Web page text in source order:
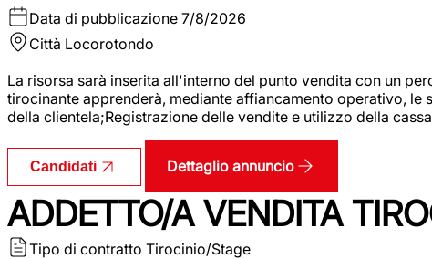
Data di pubblicazione 7/8/2026
Città Locorotondo
La risorsa sarà inserita all'interno del punto vendita con un
tirocinante apprenderà, mediante affiancamento operativo,
della clientela;Registrazione delle vendite e utilizzo della
Candidati Dettaglio annuncio
ADDETTO/A VENDITA
Tipo di contratto Tirocinio/Stage